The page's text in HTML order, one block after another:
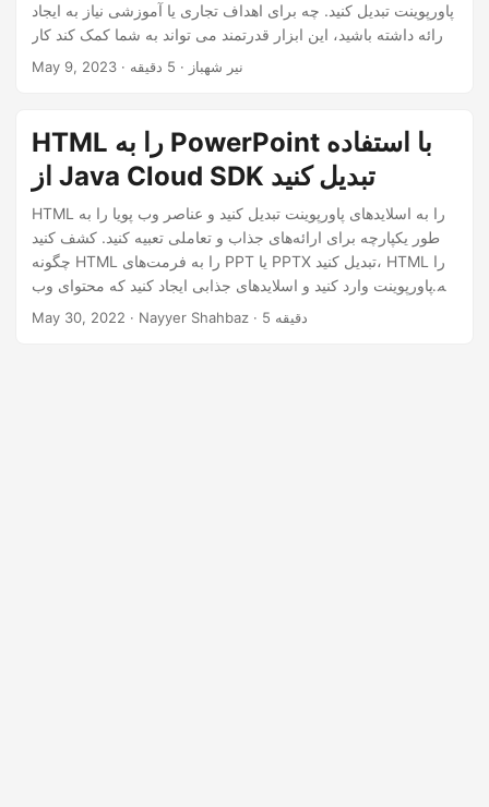
پاورپوینت تبدیل کنید. چه برای اهداف تجاری یا آموزشی نیاز به ایجاد
ارائه داشته باشید، این ابزار قدرتمند می تواند به شما کمک کند کار
May 9, 2023 · نیر شهباز · 5 دقیقه
HTML را به PowerPoint با استفاده
از Java Cloud SDK تبدیل کنید
HTML را به اسلایدهای پاورپوینت تبدیل کنید و عناصر وب پویا را به
طور یکپارچه برای ارائه‌های جذاب و تعاملی تعبیه کنید. کشف کنید
چگونه HTML را به فرمت‌های PPT یا PPTX تبدیل کنید، HTML را
به پاورپوینت وارد کنید و اسلایدهای جذابی ایجاد کنید که محتوای وب
May 30, 2022 · Nayyer Shahbaz · 5 دقیقه